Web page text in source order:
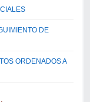
DE
ORDENADOS A